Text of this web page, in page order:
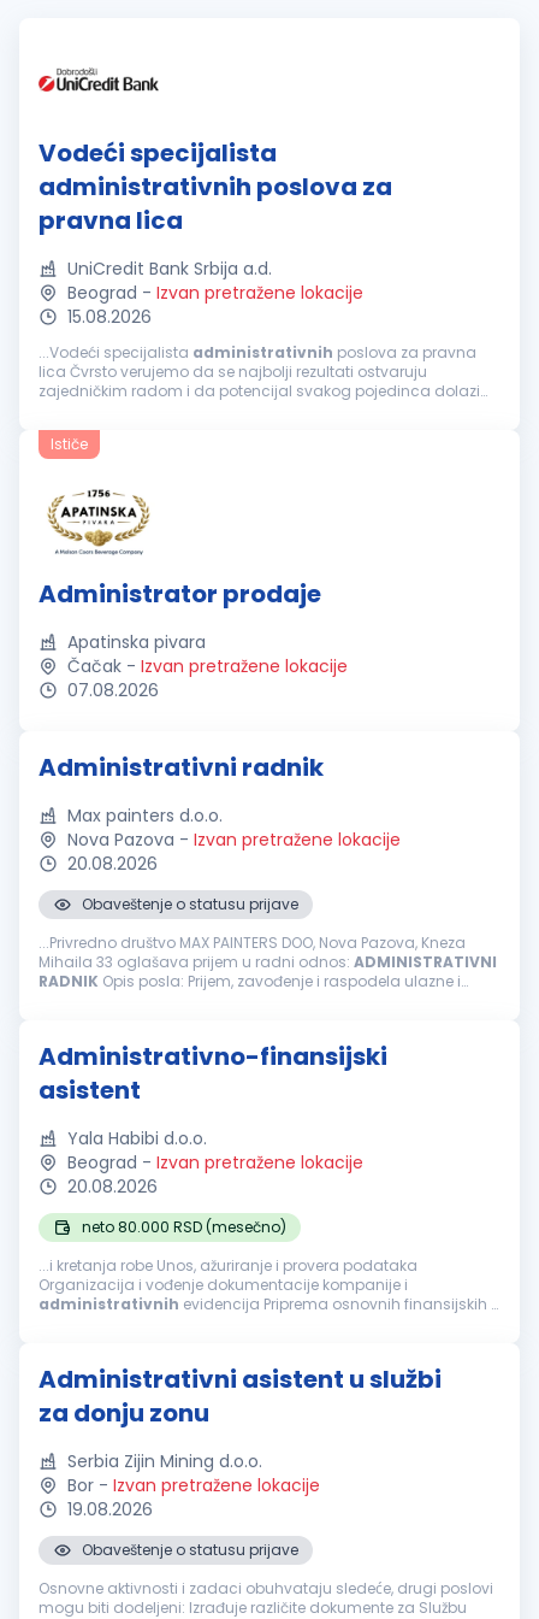
Vodeći specijalista
administrativnih poslova za
pravna lica
UniCredit Bank Srbija a.d.
Beograd - Izvan pretražene lokacije
15.08.2026
...Vodeći specijalista administrativnih poslova za pravna
lica Čvrsto verujemo da se najbolji rezultati ostvaruju
zajedničkim radom i da potencijal svakog pojedinca dolazi
saradnju. Naš fokus...
Ističe
Administrator prodaje
Apatinska pivara
Čačak - Izvan pretražene lokacije
07.08.2026
Administrativni radnik
Max painters d.o.o.
Nova Pazova - Izvan pretražene lokacije
20.08.2026
Obaveštenje o statusu prijave
...Privredno društvo MAX PAINTERS DOO, Nova Pazova, Kneza
Mihaila 33 oglašava prijem u radni odnos: ADMINISTRATIVNI
RADNIK Opis posla: Prijem, zavođenje i raspodela ulazne i
Administrativno-finansijski
asistent
Yala Habibi d.o.o.
Beograd - Izvan pretražene lokacije
20.08.2026
neto 80.000 RSD (mesečno)
...i kretanja robe Unos, ažuriranje i provera podataka
Organizacija i vođenje dokumentacije kompanije i
administrativnih evidencija Priprema osnovnih finansijskih i
Administrativni asistent u službi
za donju zonu
Serbia Zijin Mining d.o.o.
Bor - Izvan pretražene lokacije
19.08.2026
Obaveštenje o statusu prijave
Osnovne aktivnosti i zadaci obuhvataju sledeće, drugi poslovi
mogu biti dodeljeni: Izrađuje različite dokumente za Službu